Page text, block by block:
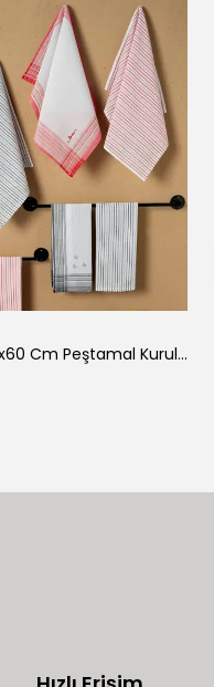
%100 Cotton 40x60 Cm Peştamal Kurulama Bezi 4 Lü Set